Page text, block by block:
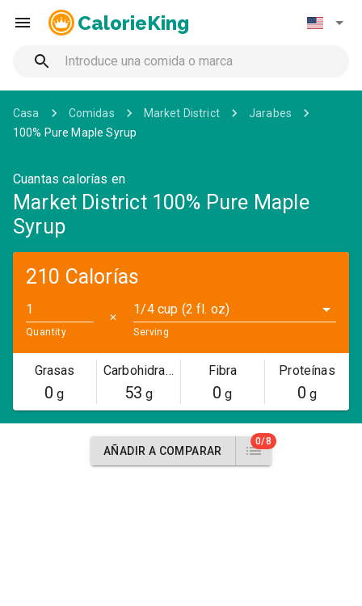
CalorieKing
Casa Comidas Market District
Jarabes
100% Pure Maple Syrup
Cuantas calorías en
Market District 100% Pure Maple
Syrup
210 Calorías
Quantity
✕
1/4 cup (2 fl. oz)
Serving
Grasas
0 g
Carbohidratos
53 g
Fibra
0 g
Proteínas
0 g
AÑADIR A COMPARAR
0/8